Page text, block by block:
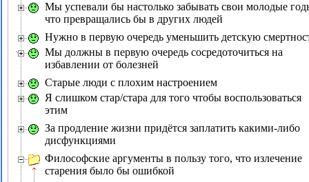
Мы успевали бы настолько забывать свои молодые
что превращались бы в других людей
Нужно в первую очередь уменьшить детскую
Мы должны в первую очередь сосредоточиться на
избавлении от болезней
Старые люди с плохим настроением
Я слишком стар/стара для того чтобы воспользоваться
этим
За продление жизни придётся заплатить какими-либо
дисфункциями
Философские аргументы в пользу того, что излечение
старения было бы ошибкой